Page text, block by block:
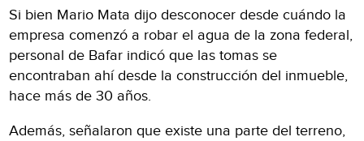
Si bien Mario Mata dijo desconocer desde cuándo la
empresa comenzó a robar el agua de la zona federal,
personal de Bafar indicó que las tomas se
encontraban ahí desde la construcción del inmueble,
hace más de 30 años.
Además, señalaron que existe una parte del terreno,